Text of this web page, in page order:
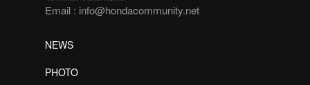
Email : info@hondacommunity.net
NEWS
PHOTO